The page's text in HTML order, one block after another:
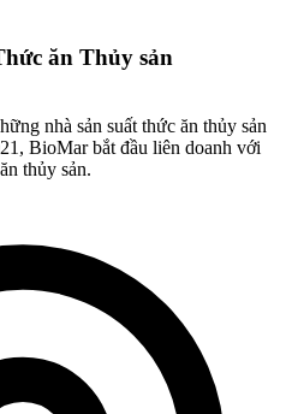
ăn Thủy sản
nhà sản suất thức ăn thủy sản
BioMar bắt đầu liên doanh với
thủy sản.